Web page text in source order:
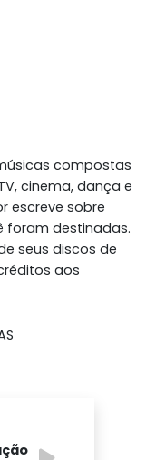
compostas
cinema, dança e
escreve sobre
foram destinadas.
seus discos de
aos